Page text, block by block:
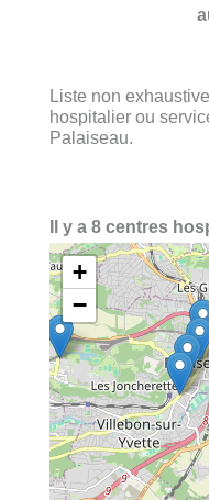
Liste non
hospitalier ou
Palaiseau.
Il y a 8 centres
+
−